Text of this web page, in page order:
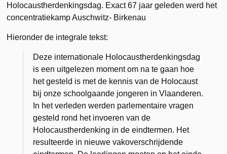
Holocaustherdenkingsdag. Exact 67 jaar geleden werd het
concentratiekamp Auschwitz- Birkenau
Hieronder de integrale tekst:
Deze internationale Holocaustherdenkingsdag
is een uitgelezen moment om na te gaan hoe
het gesteld is met de kennis van de Holocaust
bij onze schoolgaande jongeren in Vlaanderen.
In het verleden werden parlementaire vragen
gesteld rond het invoeren van de
Holocaustherdenking in de eindtermen. Het
resulteerde in nieuwe vakoverschrijdende